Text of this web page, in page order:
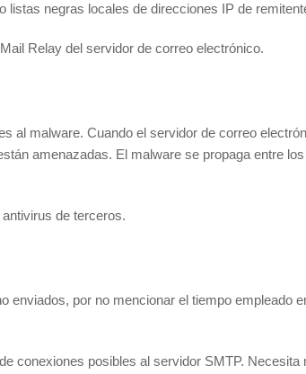
negras locales de direcciones IP de
Relay del servidor de correo electrónico.
al malware. Cuando el servidor de correo
amenazadas. El malware se propaga entre
de terceros.
por no mencionar el tiempo empleado
conexiones posibles al servidor SMTP.